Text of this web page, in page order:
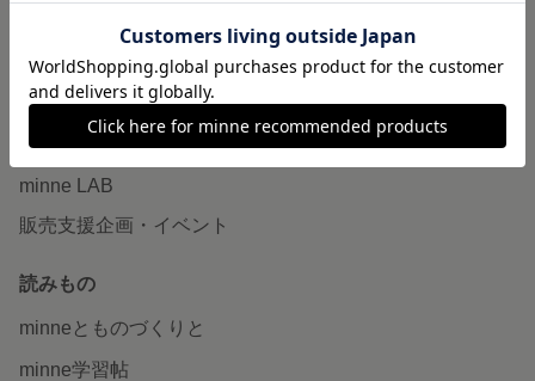
ヴィンテージ販売
ダウンロード販売
minne PLUS
minne LAB
販売支援企画・イベント
読みもの
minneとものづくりと
minne学習帖